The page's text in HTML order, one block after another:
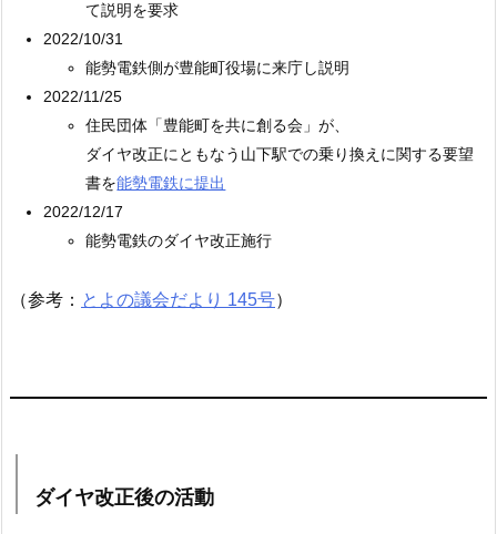
て説明を要求
2022/10/31
能勢電鉄側が豊能町役場に来庁し説明
2022/11/25
住民団体「豊能町を共に創る会」が、
ダイヤ改正にともなう山下駅での乗り換えに関する要望
書を能勢電鉄に提出
2022/12/17
能勢電鉄のダイヤ改正施行
（参考： とよの議会だより 145号）
ダイヤ改正後の活動